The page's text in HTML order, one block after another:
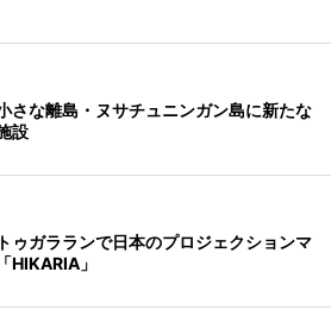
さな離島・ヌサチュニンガン島に新たな
設
ゥガラランで日本のプロジェクションマ
HIKARIA」